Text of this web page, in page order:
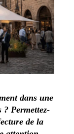
dans une
? Permettez-
de la